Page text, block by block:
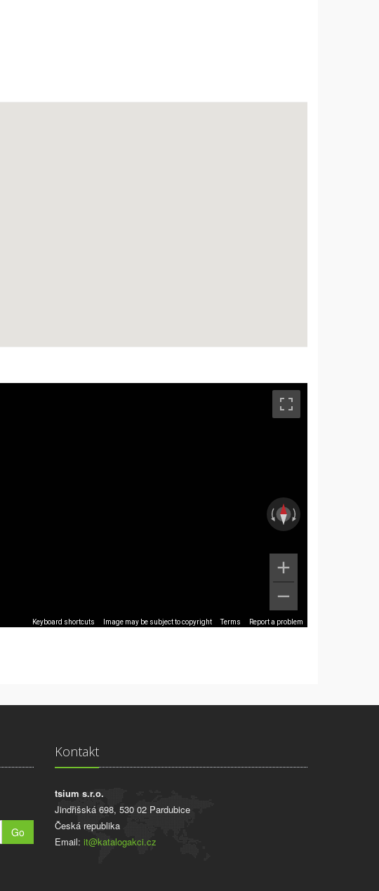
Keyboard shortcuts Image may be subject to copyright Terms Report a problem
Go
Kontakt
tsium s.r.o.
Jindřišská 698, 530 02 Pardubice
Česká republika
Email: it@katalogakci.cz